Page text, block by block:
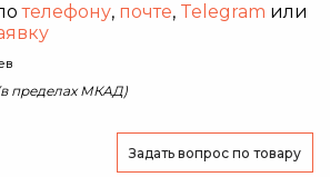
телефону, почте, Telegram или
пределах МКАД)
Задать вопрос по товару